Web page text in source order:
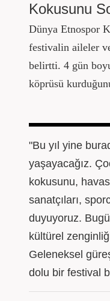
Kokusunu
Dünya Etnospor
festivalin aileler
belirtti. 4 gün
köprüsü
"Bu yıl yine
yaşayacağız.
kokusunu,
sanatçıları,
duyuyoruz.
kültürel
Geleneksel
dolu bir festival